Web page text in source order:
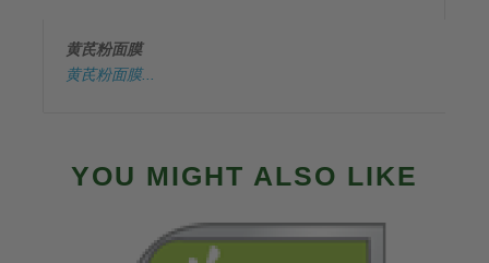
黄芪粉面膜
黄芪粉面膜...
YOU MIGHT ALSO LIKE